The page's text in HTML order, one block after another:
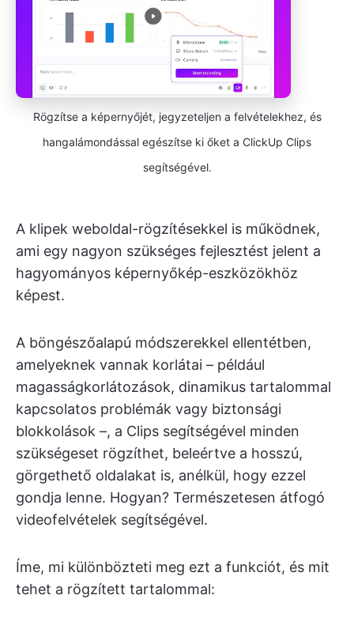
Rögzítse a képernyőjét, jegyzeteljen a felvételekhez, és
hangalámondással egészítse ki őket a ClickUp Clips
segítségével.
A klipek weboldal-rögzítésekkel is működnek,
ami egy nagyon szükséges fejlesztést jelent a
hagyományos képernyőkép-eszközökhöz
képest.
A böngészőalapú módszerekkel ellentétben,
amelyeknek vannak korlátai – például
magasságkorlátozások, dinamikus tartalommal
kapcsolatos problémák vagy biztonsági
blokkolások –, a Clips segítségével minden
szükségeset rögzíthet, beleértve a hosszú,
görgethető oldalakat is, anélkül, hogy ezzel
gondja lenne. Hogyan? Természetesen átfogó
videofelvételek segítségével.
Íme, mi különbözteti meg ezt a funkciót, és mit
tehet a rögzített tartalommal: